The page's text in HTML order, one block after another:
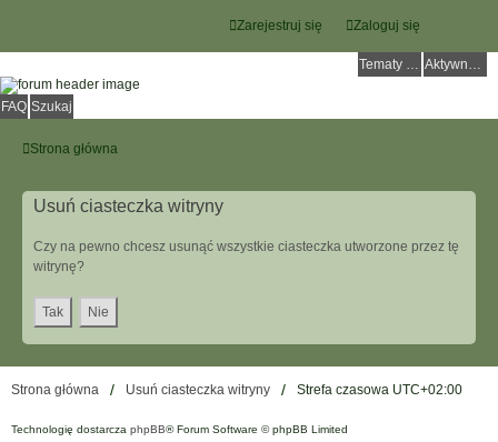
Zaloguj się
Zarejestruj się
Tematy bez odpowiedzi Aktywne tematy
FAQ Szukaj
Strona główna
Usuń ciasteczka witryny
Czy na pewno chcesz usunąć wszystkie ciasteczka utworzone przez tę
witrynę?
Strona główna Usuń ciasteczka witryny Strefa czasowa UTC+02:00
Technologię dostarcza phpBB® Forum Software © phpBB Limited